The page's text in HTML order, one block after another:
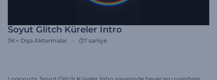
Soyut Glitch Küreler İntro
3K+ Dışa Aktarmalar 7 saniye